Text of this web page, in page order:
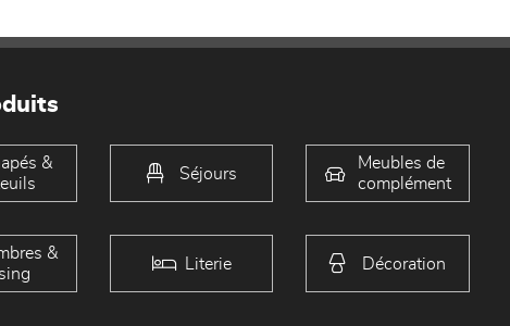
&
Séjours
Meubles de
complément
&
Literie Décoration